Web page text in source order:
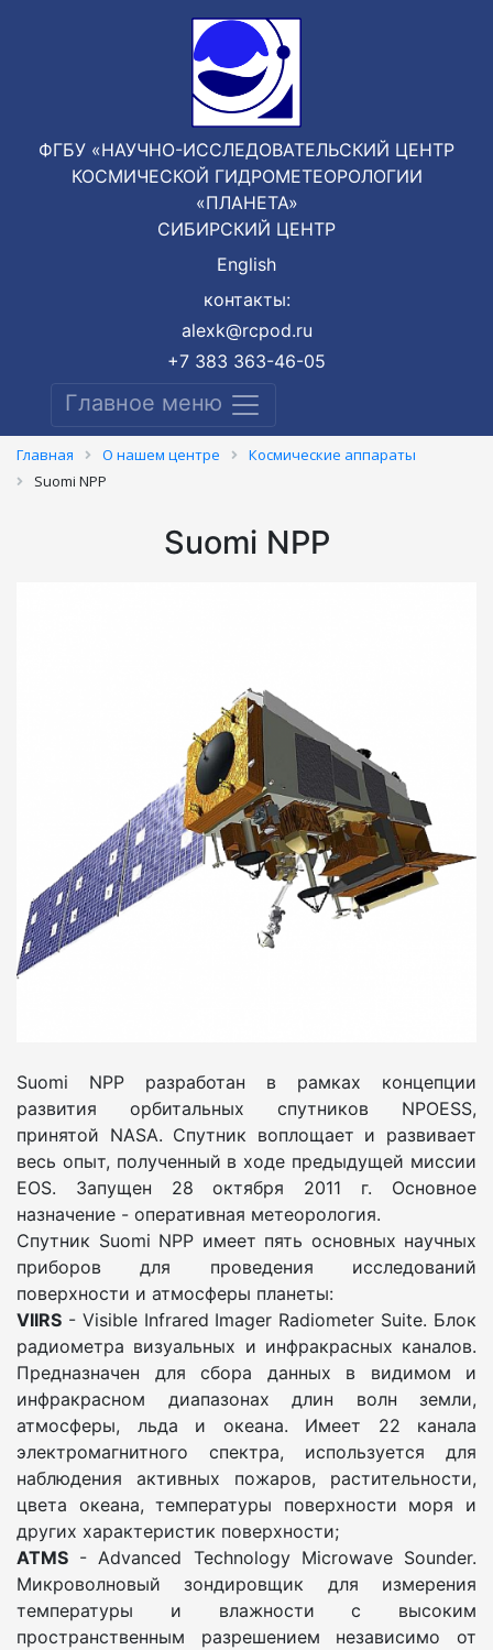
ФГБУ «НАУЧНО-ИССЛЕДОВАТЕЛЬСКИЙ ЦЕНТР
КОСМИЧЕСКОЙ ГИДРОМЕТЕОРОЛОГИИ
«ПЛАНЕТА»
СИБИРСКИЙ ЦЕНТР
English
контакты:
alexk@rcpod.ru
+7 383 363-46-05
Главное меню
Главная О нашем центре
Космические аппараты
Suomi NPP
Suomi NPP
Suomi NPP разработан в рамках концепции
развития орбитальных спутников NPOESS,
принятой NASA. Спутник воплощает и развивает
весь опыт, полученный в ходе предыдущей миссии
EOS. Запущен 28 октября 2011 г. Основное
назначение - оперативная метеорология.
Спутник Suomi NPP имеет пять основных научных
приборов для проведения исследований
поверхности и атмосферы планеты:
VIIRS - Visible Infrared Imager Radiometer Suite. Блок
радиометра визуальных и инфракрасных каналов.
Предназначен для сбора данных в видимом и
инфракрасном диапазонах длин волн земли,
атмосферы, льда и океана. Имеет 22 канала
электромагнитного спектра, используется для
наблюдения активных пожаров, растительности,
цвета океана, температуры поверхности моря и
других характеристик поверхности;
ATMS - Advanced Technology Microwave Sounder.
Микроволновый зондировщик для измерения
температуры и влажности с высоким
пространственным разрешением независимо от